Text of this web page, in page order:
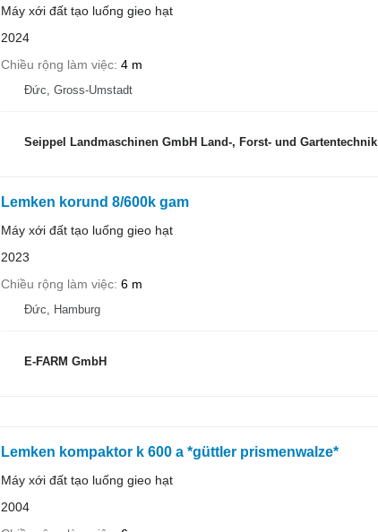
Máy xới đất tạo luống gieo hạt
2024
Chiều rộng làm việc 4 m
Đức, Gross-Umstadt
Seippel Landmaschinen GmbH Land-, Forst- und Gartentechnik
Lemken korund 8/600k gam
Máy xới đất tạo luống gieo hạt
2023
Chiều rộng làm việc 6 m
Đức, Hamburg
E-FARM GmbH
Lemken kompaktor k 600 a *güttler prismenwalze*
Máy xới đất tạo luống gieo hạt
2004